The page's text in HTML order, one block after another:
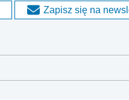
Zapisz się na